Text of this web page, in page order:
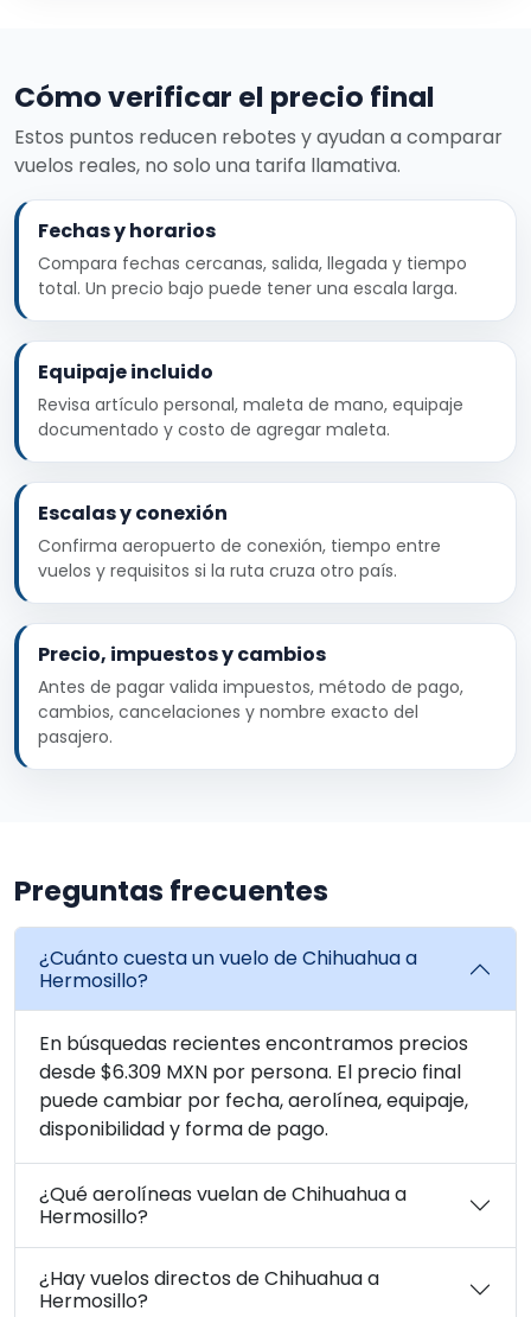
Cómo verificar el precio final
Estos puntos reducen rebotes y ayudan a comparar
vuelos reales, no solo una tarifa llamativa.
Fechas y horarios
Compara fechas cercanas, salida, llegada y tiempo
total. Un precio bajo puede tener una escala larga.
Equipaje incluido
Revisa artículo personal, maleta de mano, equipaje
documentado y costo de agregar maleta.
Escalas y conexión
Confirma aeropuerto de conexión, tiempo entre
vuelos y requisitos si la ruta cruza otro país.
Precio, impuestos y cambios
Antes de pagar valida impuestos, método de pago,
cambios, cancelaciones y nombre exacto del
pasajero.
Preguntas frecuentes
¿Cuánto cuesta un vuelo de Chihuahua a
Hermosillo?
En búsquedas recientes encontramos precios
desde $6.309 MXN por persona. El precio final
puede cambiar por fecha, aerolínea, equipaje,
disponibilidad y forma de pago.
¿Qué aerolíneas vuelan de Chihuahua a
Hermosillo?
¿Hay vuelos directos de Chihuahua a
Hermosillo?